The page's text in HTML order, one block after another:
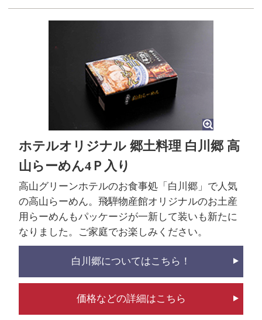
ホテルオリジナル 郷土料理 白川郷 高
山らーめん4Ｐ入り
高山グリーンホテルのお食事処「白川郷」で人気
の高山らーめん。飛騨物産館オリジナルのお土産
用らーめんもパッケージが一新して装いも新たに
なりました。ご家庭でお楽しみください。
白川郷についてはこちら！
価格などの詳細はこちら